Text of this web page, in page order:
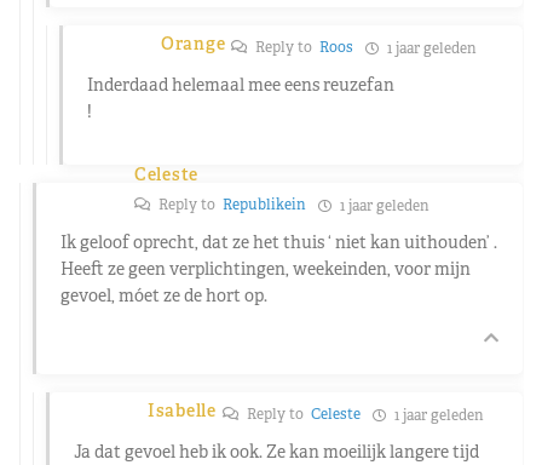
Orange Reply toRoos 1 jaar geleden
Inderdaad helemaal mee eens reuzefan
!
Celeste
Reply to Republikein 1 jaar geleden
Ik geloof oprecht, dat ze het thuis ‘ niet kan uithouden’ .
Heeft ze geen verplichtingen, weekeinden, voor mijn
gevoel, móet ze de hort op.
Isabelle Reply to Celeste 1 jaar geleden
Ja dat gevoel heb ik ook. Ze kan moeilijk langere tijd